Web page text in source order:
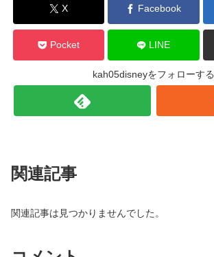
X Facebook
Pocket LINE
kah05disneyをフォローする
関連記事
関連記事は見つかりませんでした。